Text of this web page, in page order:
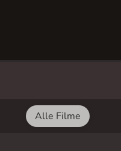
Alle Filme